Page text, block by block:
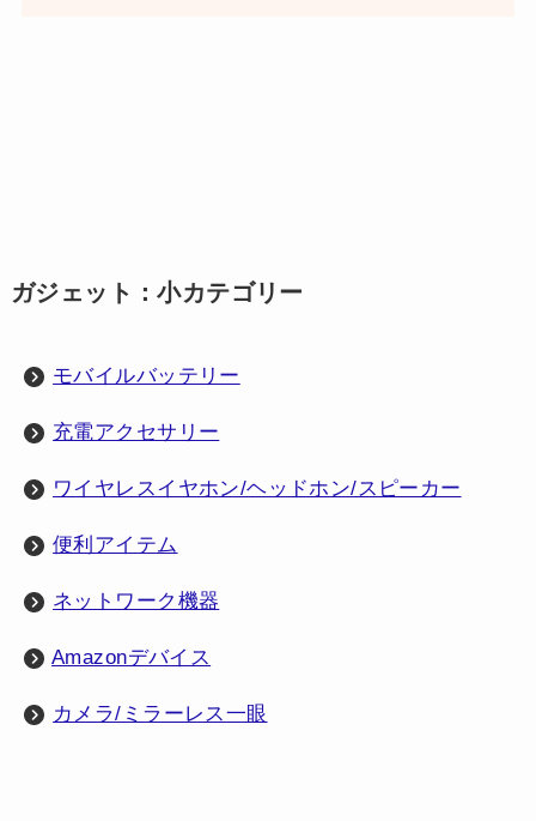
ガジェット：小カテゴリー
モバイルバッテリー
充電アクセサリー
ワイヤレスイヤホン/ヘッドホン/スピーカー
便利アイテム
ネットワーク機器
Amazonデバイス
カメラ/ミラーレス一眼